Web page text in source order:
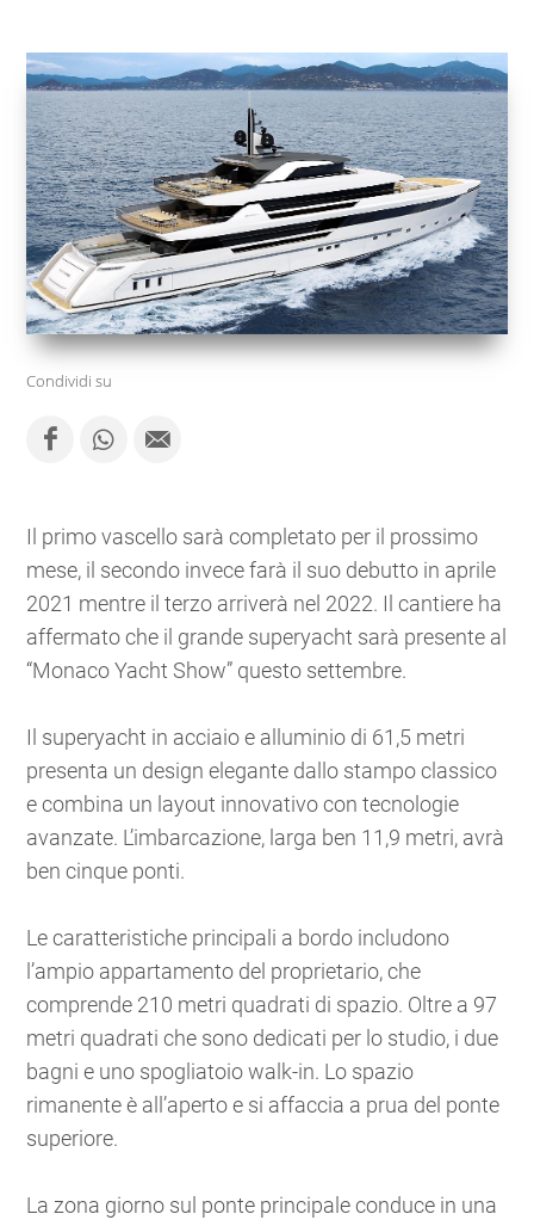
Condividi su
Il primo vascello sarà completato per il prossimo
mese, il secondo invece farà il suo debutto in aprile
2021 mentre il terzo arriverà nel 2022. Il cantiere ha
affermato che il grande superyacht sarà presente al
“Monaco Yacht Show” questo settembre.
Il superyacht in acciaio e alluminio di 61,5 metri
presenta un design elegante dallo stampo classico
e combina un layout innovativo con tecnologie
avanzate. L’imbarcazione, larga ben 11,9 metri, avrà
ben cinque ponti.
Le caratteristiche principali a bordo includono
l’ampio appartamento del proprietario, che
comprende 210 metri quadrati di spazio. Oltre a 97
metri quadrati che sono dedicati per lo studio, i due
bagni e uno spogliatoio walk-in. Lo spazio
rimanente è all’aperto e si affaccia a prua del ponte
superiore.
La zona giorno sul ponte principale conduce in una